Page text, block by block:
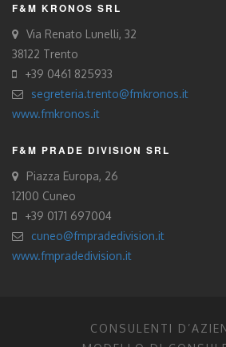
F&M KRONOS SRL
Via Renato Lunelli, 32
38122 Trento
+39 0461 825933
segreteria.trento@fmkronos.it
www.fmkronos.it
F&M PRADE DIVISION SRL
Piazza Europa, 26
12100 Cuneo
+39 0171 697004
cuneo@fmpradedivision.it
www.fmpradedivision.it
CONSULENTI